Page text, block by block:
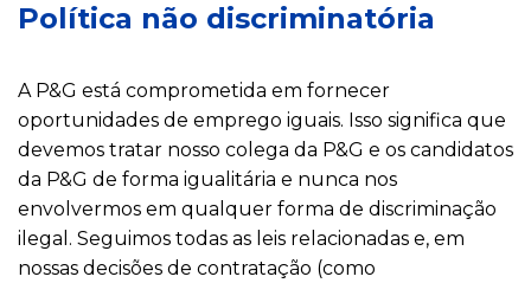
Política não discriminatória
A P&G está comprometida em fornecer
oportunidades de emprego iguais. Isso significa que
devemos tratar nosso colega da P&G e os candidatos
da P&G de forma igualitária e nunca nos
envolvermos em qualquer forma de discriminação
ilegal. Seguimos todas as leis relacionadas e, em
nossas decisões de contratação (como